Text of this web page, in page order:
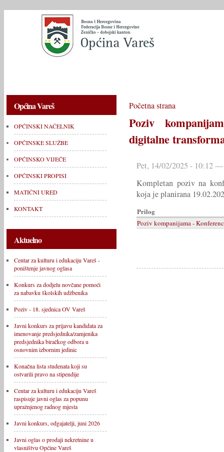
Općina Vareš
OPĆINSKI NAČELNIK
OPĆINSKE SLUŽBE
OPĆINSKO VIJEĆE
OPĆINSKI PROPISI
MATIČNI URED
KONTAKT
Aktuelno
Centar za kulturu i edukaciju Vareš -
poništenje javnog oglasa
Konkurs za dodjelu novčane pomoći
za nabavku školskih udžbenika
Poziv - 18. sjednica OV Vareš
Javni konkurs za prijavu kandidata za
imenovanje predsjednika/zamjenika
predsjednika biračkog odbora u
osnovnim izbornim jedinic
Konačna lista studenata koji su
ostvarili pravo na stipendije
Centar za kulturu i edukaciju Vareš
raspisuje javni oglas za popunu
upražnjenog radnog mjesta
Javni konkurs, odgajatelji, juni 2026
Javni oglas o prodaji nekretnine u
vlasništvu Općine Vareš
Početna strana
Poziv
digitalne
Pet, 14/02/2025 - 10:12
Kompletan poziv na
koja je planirana
Prilog
Poziv kompanijama -